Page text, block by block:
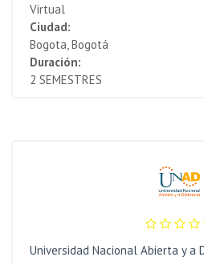
Virtual
Ciudad:
Bogota, Bogotá
Duración:
2 SEMESTRES
Universidad Nacional Abierta y a